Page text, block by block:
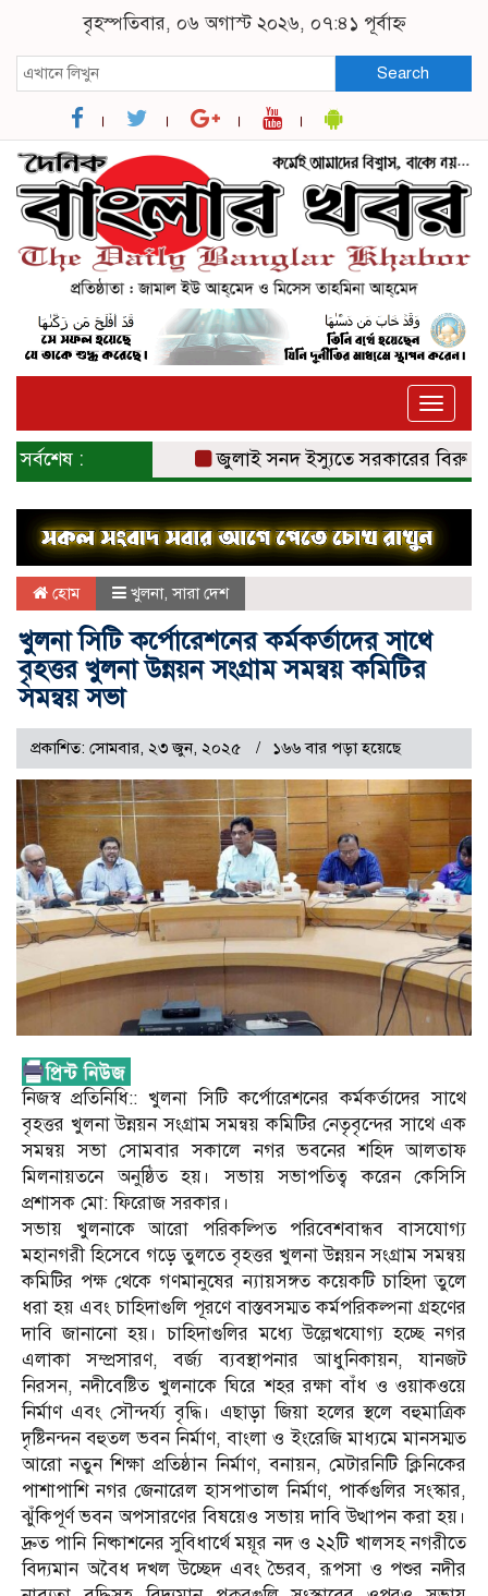
বৃহস্পতিবার, ০৬ অগাস্ট ২০২৬, ০৭:৪১ পূর্বাহ্ন
Search
Toggle
সর্বশেষ : জুলাই সনদ ইস্যুতে সরকারের বিরুদ্ধে
হোম খুলনা,সারা দেশ
খুলনা সিটি কর্পোরেশনের কর্মকর্তাদের সাথে
বৃহত্তর খুলনা উন্নয়ন সংগ্রাম সমন্বয় কমিটির
সমন্বয় সভা
প্রকাশিত: সোমবার, ২৩ জুন, ২০২৫ ১৬৬ বার পড়া হয়েছে
নিজস্ব প্রতিনিধি:: খুলনা সিটি কর্পোরেশনের কর্মকর্তাদের সাথে
বৃহত্তর খুলনা উন্নয়ন সংগ্রাম সমন্বয় কমিটির নেতৃবৃন্দের সাথে এক
সমন্বয় সভা সোমবার সকালে নগর ভবনের শহিদ আলতাফ
মিলনায়তনে অনুষ্ঠিত হয়। সভায় সভাপতিত্ব করেন কেসিসি
প্রশাসক মো: ফিরোজ সরকার।
সভায় খুলনাকে আরো পরিকল্পিত পরিবেশবান্ধব বাসযোগ্য
মহানগরী হিসেবে গড়ে তুলতে বৃহত্তর খুলনা উন্নয়ন সংগ্রাম সমন্বয়
কমিটির পক্ষ থেকে গণমানুষের ন্যায়সঙ্গত কয়েকটি চাহিদা তুলে
ধরা হয় এবং চাহিদাগুলি পূরণে বাস্তবসম্মত কর্মপরিকল্পনা গ্রহণের
দাবি জানানো হয়। চাহিদাগুলির মধ্যে উল্লেখযোগ্য হচ্ছে নগর
এলাকা সম্প্রসারণ, বর্জ্য ব্যবস্থাপনার আধুনিকায়ন, যানজট
নিরসন, নদীবেষ্টিত খুলনাকে ঘিরে শহর রক্ষা বাঁধ ও ওয়াকওয়ে
নির্মাণ এবং সৌন্দর্য্য বৃদ্ধি। এছাড়া জিয়া হলের স্থলে বহুমাত্রিক
দৃষ্টিনন্দন বহুতল ভবন নির্মাণ, বাংলা ও ইংরেজি মাধ্যমে মানসম্মত
আরো নতুন শিক্ষা প্রতিষ্ঠান নির্মাণ, বনায়ন, মেটারনিটি ক্লিনিকের
পাশাপাশি নগর জেনারেল হাসপাতাল নির্মাণ, পার্কগুলির সংস্কার,
ঝুঁকিপূর্ণ ভবন অপসারণের বিষয়েও সভায় দাবি উত্থাপন করা হয়।
দ্রুত পানি নিষ্কাশনের সুবিধার্থে ময়ূর নদ ও ২২টি খালসহ নগরীতে
বিদ্যমান অবৈধ দখল উচ্ছেদ এবং ভৈরব, রূপসা ও পশুর নদীর